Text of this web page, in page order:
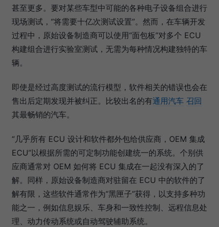
甚至更多。要对某些车型中可能的各种电子设备组合进行
现场测试，“将需要十亿次测试设置”。然而，在车辆开发
过程中，原始设备制造商可以使用“面包板”对多个 ECU
构建组合进行实验室测试，无需为每种情况构建独特的车
辆。
即使是经过高度测试的流行模型，软件相关的错误也会在
售出后定期发现并被纠正。比较出名的有通用汽车 召回
其最畅销的汽车。
“几乎所有 ECU 设计和软件都外包给供应商，OEM 集成
ECU”以根据所需的可定制功能创建统一的系统。个别供
应商通常对 OEM 如何将 ECU 集成在一起没有深入的了
解。同样，原始设备制造商对驻留在 ECU 中的软件的了
解有限，这些软件通常作为“黑匣子”获得，以支持多种功
能之一，例如信息娱乐、车身和一致性控制、远程信息处
理、动力传动系统或自动驾驶辅助系统。